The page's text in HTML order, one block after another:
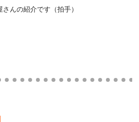
んの紹介です（拍手）